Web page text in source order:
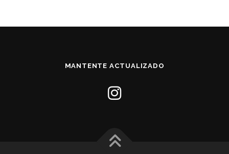
MANTENTE ACTUALIZADO